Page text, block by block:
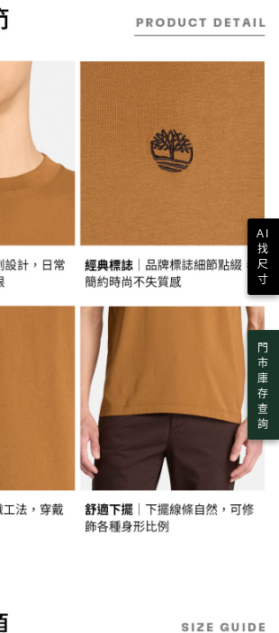
如未前往確認交易或遇審核未通過，訂單將自動取
未通過狀況，表示未達大哥付你分期系統評分，恕無
帳單，「大哥付你分期」於每月結算日後寄送繳費提
單後，可選擇「超商條碼／台灣大直營門市／銀行轉
MONEY」等通路繳費。
哥大股份有限公司」（以下簡稱本公司）所提供，讓
本服務購買商品或服務，並由商店將買賣／分期付款
地址）提供予台灣大哥大進項蒐集、處理及利用，
分期帳單所需資料之確認、核對及更正。
詳閱以下連結：https://oppay.tw/userRule
員、不需綁卡、不需儲值。
／服務後，再付款。
結帳流程】
AFTEE先享後付」後，將跳轉至「AFTEE先享後付」
證並確認金額後，即可完成結帳。
您將收到繳費通知簡訊。
後14天內，點擊此簡訊中的連結，可透過四大超商／
元方式進行付款，方視為交易完成。
成當下不需立刻繳費，但若您需要取消訂單，請聯絡
netprotections.freshdesk.com/support/home
份有限公司提供之「AFTEE先享後付」服務完成之交
範圍內提供個人資料，並將交易相關給付款項請求債
事宜，請瀏覽以下網址：
事先徵得法定代理人或監護人之同意方可使用
若未經同意申辦者引起之損失，本公司不負相關責
後付」時，將依據個別帳號之用戶狀況，依本公司即
額度；若仍有額度不足之情形，本公司將視審查結果
將有權停止該用戶之使用額度並採取法律行動。
含以上)免運費
含以上)免運費
含以上)免運費
含以上)免運費
含以上)免運費
含以上)免運費
門
市
庫
存
查
詢
AI
找
尺
寸